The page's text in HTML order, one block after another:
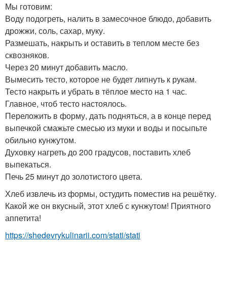
Мы готовим:
Воду подогреть, налить в замесочное блюдо, добавить
дрожжи, соль, сахар, муку.
Размешать, накрыть и оставить в теплом месте без
сквозняков.
Через 20 минут добавить масло.
Вымесить тесто, которое не будет липнуть к рукам.
Тесто накрыть и убрать в тёплое место на 1 час.
Главное, чтоб тесто настоялось.
Переложить в форму, дать подняться, а в конце перед
выпечкой смажьте смесью из муки и воды и посыпьте
обильно кунжутом.
Духовку нагреть до 200 градусов, поставить хлеб
выпекаться.
Печь 25 минут до золотистого цвета.
Хлеб извлечь из формы, остудить поместив на решётку.
Какой же он вкусный, этот хлеб с кунжутом! Приятного
аппетита!
https://shedevrykulinarii.com/stati/stati